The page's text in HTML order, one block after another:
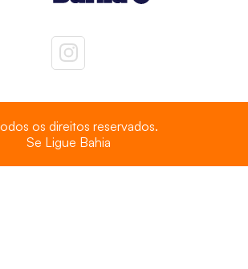
os direitos reservados.
Se Ligue Bahia